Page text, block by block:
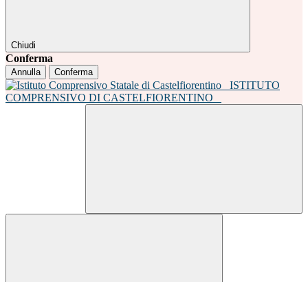
Chiudi
Conferma
Annulla Conferma
ISTITUTO
COMPRENSIVO DI CASTELFIORENTINO